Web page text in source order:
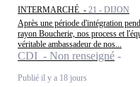
INTERMARCHÉ - 21 - DIJON
Après une période d'intégration
rayon Boucherie, nos process et
véritable ambassadeur de nos...
CDI - Non renseigné
Publié il y a 18 jours